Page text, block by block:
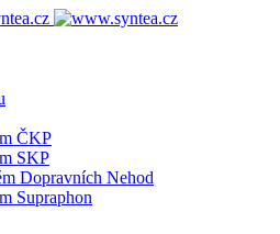
ČKP
SKP
Dopravních Nehod
Supraphon